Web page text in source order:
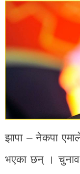
झापा – नेकपा
भएका छन् । चुनाव